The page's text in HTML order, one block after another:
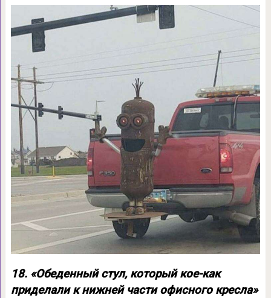
18. «Обеденный стул, который кое-как
приделали к нижней части офисного кресла»